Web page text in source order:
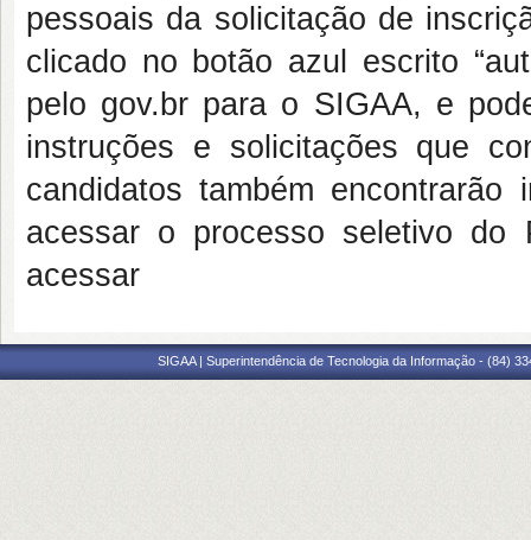
pessoais da solicitação de
clicado no botão azul escrito
pelo gov.br para o SIGAA, e
instruções e solicitações que
candidatos também
acessar o processo seletivo do
acessar
SIGAA | Superintendência de Tecnologia da Informação - (84)